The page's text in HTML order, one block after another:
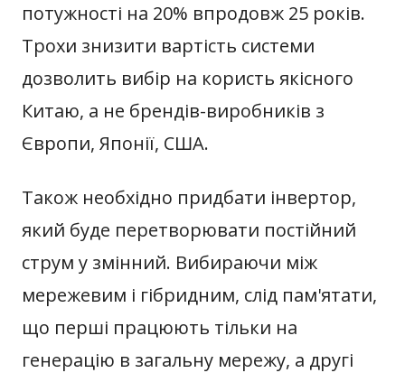
потужності на 20% впродовж 25 років.
Трохи знизити вартість системи
дозволить вибір на користь якісного
Китаю, а не брендів-виробників з
Європи, Японії, США.
Також необхідно придбати інвертор,
який буде перетворювати постійний
струм у змінний. Вибираючи між
мережевим і гібридним, слід пам'ятати,
що перші працюють тільки на
генерацію в загальну мережу, а другі